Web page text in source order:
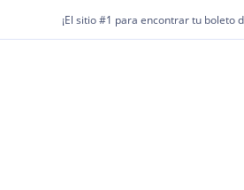
¡El sitio #1 para encontrar tu boleto